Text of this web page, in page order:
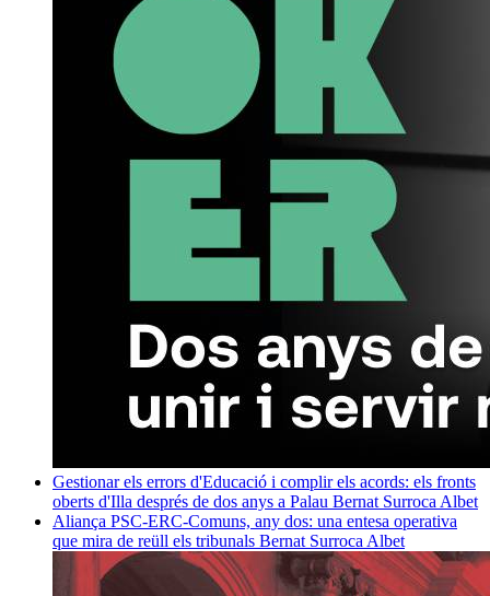
Gestionar els errors d'Educació i complir els acords: els fronts
oberts d'Illa després de dos anys a Palau Bernat Surroca Albet
Aliança PSC-ERC-Comuns, any dos: una entesa operativa
que mira de reüll els tribunals Bernat Surroca Albet